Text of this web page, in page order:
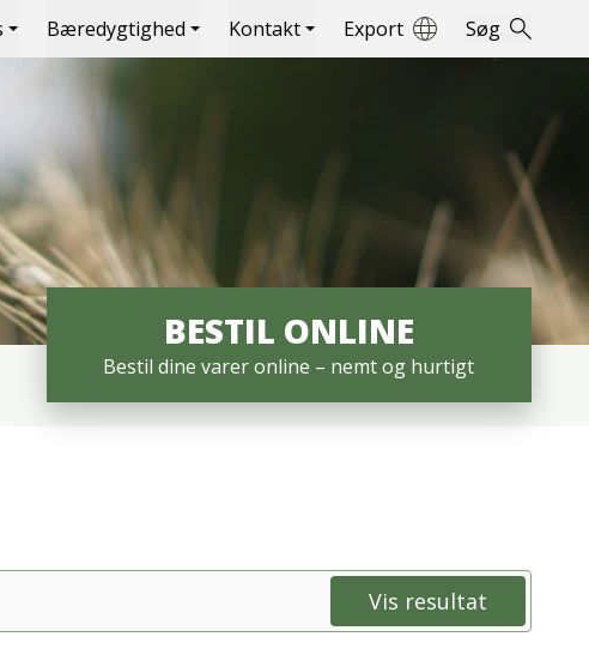
Bæredygtighed Kontakt Export Søg
BESTIL ONLINE
Bestil dine varer online – nemt og hurtigt
Vis resultat